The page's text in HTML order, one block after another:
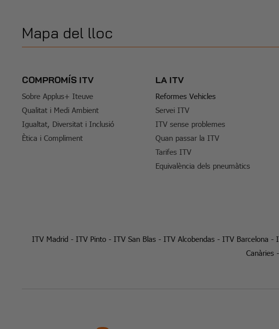
Mapa del lloc
COMPROMÍS ITV
Sobre Applus+ Iteuve
Qualitat i Medi Ambient
Igualtat, Diversitat i Inclusió
Ètica i Compliment
LA ITV
Reformes Vehicles
Servei ITV
ITV sense problemes
Quan passar la ITV
Tarifes ITV
Equivalència dels pneumàtics
ITV Madrid - ITV Pinto - ITV San Blas - ITV Alcobendas - ITV Barcelona -
Canàries -